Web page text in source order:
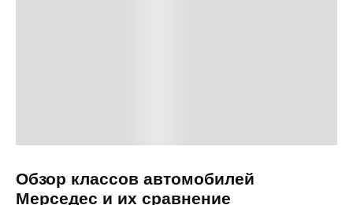
Обзор классов автомобилей
Мерседес и их сравнение